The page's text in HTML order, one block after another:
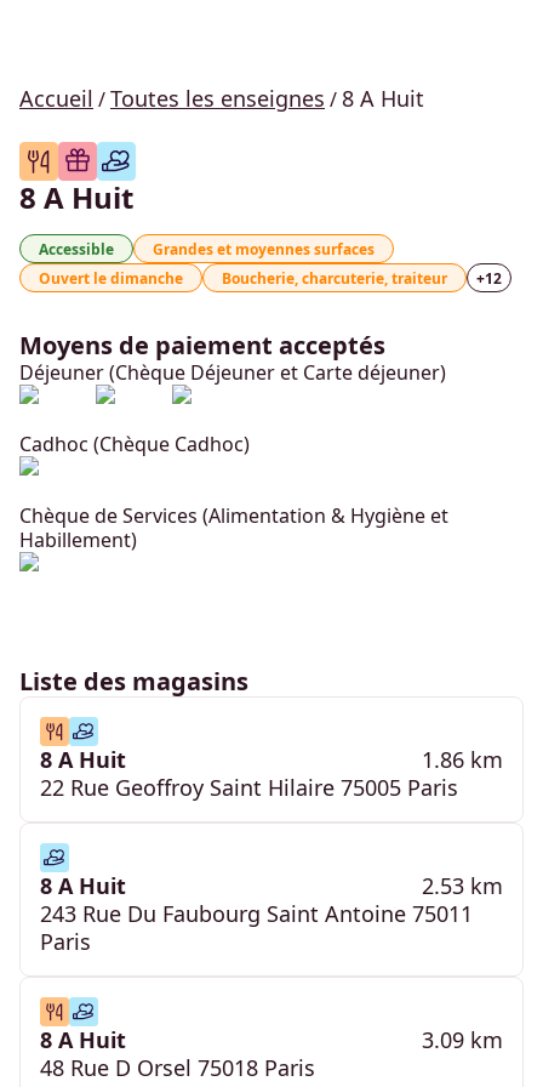
Accueil /Toutes les enseignes / 8 A Huit
8 A Huit
Accessible
Grandes et moyennes surfaces
Ouvert le dimanche
Boucherie, charcuterie, traiteur +12
Moyens de paiement acceptés
Déjeuner (Chèque Déjeuner et Carte déjeuner)
Cadhoc (Chèque Cadhoc)
Chèque de Services (Alimentation & Hygiène et
Habillement)
Liste des magasins
8 A Huit
1.86 km
22 Rue Geoffroy Saint Hilaire 75005 Paris
8 A Huit
2.53 km
243 Rue Du Faubourg Saint Antoine 75011
Paris
8 A Huit
3.09 km
48 Rue D Orsel 75018 Paris